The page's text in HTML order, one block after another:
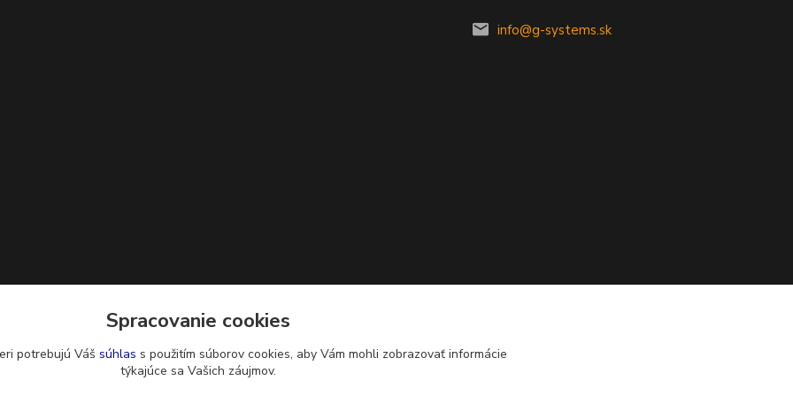
info@g-systems.sk
Spracovanie cookies
potrebujú Váš súhlas s použitím súborov cookies, aby Vám mohli zobrazovať informácie
týkajúce sa Vašich záujmov.